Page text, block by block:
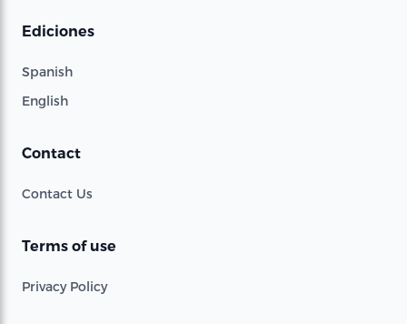
Ediciones
Spanish
English
Contact
Contact Us
Terms of use
Privacy Policy